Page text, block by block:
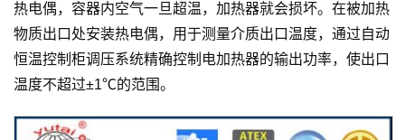
热电偶，容器内空气一旦超温，加热器就会损坏。在被加热
物质出口处安装热电偶，用于测量介质出口温度，通过自动
恒温控制柜调压系统精确控制电加热器的输出功率，使出口
温度不超过±1℃的范围。